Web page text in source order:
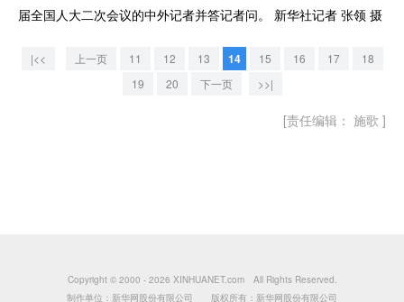
届全国人大二次会议的中外记者并答记者问。 新华社记者 张领 摄
|<< 上一页 11 12 13 14 15 16 17
18
19
20 下一页 >>|
[责任编辑： 施歌 ]
Copyright © 2000 - 2026 XINHUANET.com All Rights Reserved.
制作单位：新华网股份有限公司 版权所有：新华网股份有限公司